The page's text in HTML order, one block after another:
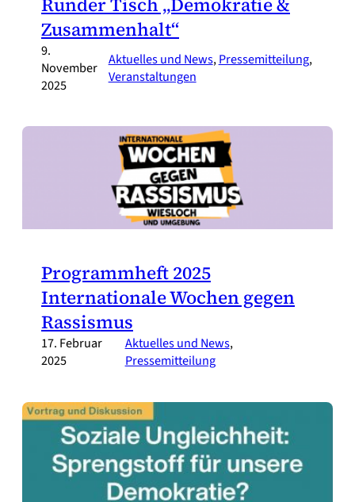
Zusammenhalt“
9.
November
2025
Aktuelles und News, Pressemitteilung,
Veranstaltungen
Programmheft 2025
Internationale Wochen gegen
Rassismus
17. Februar
2025
Aktuelles und News,
Pressemitteilung